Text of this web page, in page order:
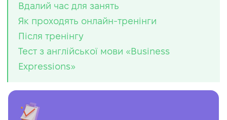
Вдалий час для занять
Як проходять онлайн-тренінги
Після тренінгу
Тест з англійської мови «Business
Expressions»